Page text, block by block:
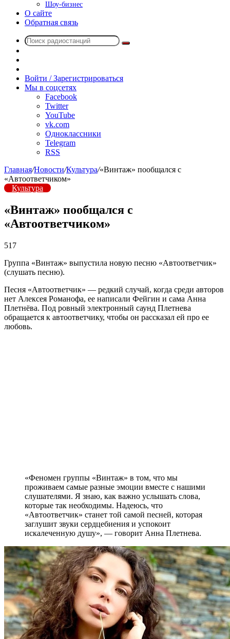
Шоу-бизнес
О сайте
Обратная связь
Поиск
радио
Войти / Зарегистрироваться
Мы в соцсетях
Facebook
Twitter
YouTube
vk.com
Одноклассники
Telegram
RSS
Главная/Новости/Культура/«Винтаж» пообщался с
«Автоответчиком»
Культура
«Винтаж» пообщался с
«Автоответчиком»
517
Группа «Винтаж» выпустила новую песню «Автоответчик»
(слушать песню).
Песня «Автоответчик» — редкий случай, когда среди авторов
нет Алексея Романофа, ее написали Фейгин и сама Анна
Плетнёва. Под ровный электронный саунд Плетнева
обращается к автоответчику, чтобы он рассказал ей про ее
любовь.
«Феномен группы «Винтаж» в том, что мы
проживаем самые разные эмоции вместе с нашими
слушателями. Я знаю, как важно услышать слова,
которые так необходимы. Надеюсь, что
«Автоответчик» станет той самой песней, которая
заглушит звуки сердцебиения и успокоит
искалеченную душу», — говорит Анна Плетнева.